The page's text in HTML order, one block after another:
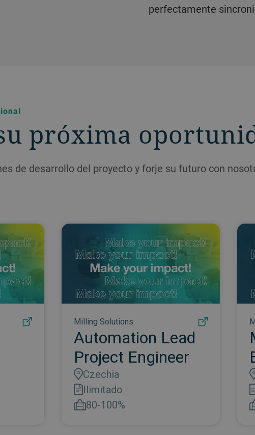
perfectamente
próxima
de desarrollo del proyecto y forje su futuro con